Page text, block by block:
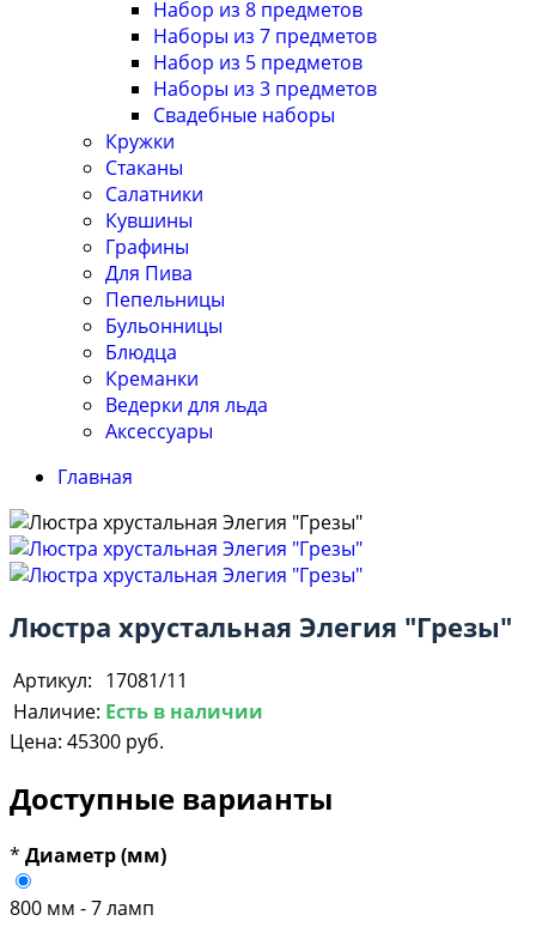
Набор из 8 предметов
Наборы из 7 предметов
Набор из 5 предметов
Наборы из 3 предметов
Свадебные наборы
Кружки
Стаканы
Салатники
Кувшины
Графины
Для Пива
Пепельницы
Бульонницы
Блюдца
Креманки
Ведерки для льда
Аксессуары
Главная
Люстра хрустальная Элегия "Грезы"
Артикул: 17081/11
Наличие: Есть в наличии
Цена: 45300 руб.
Доступные варианты
* Диаметр (мм)
800 мм - 7 ламп